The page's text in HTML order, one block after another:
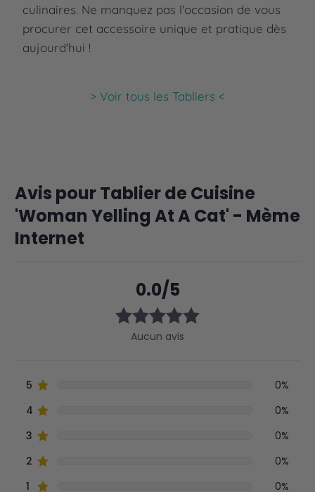
culinaires. Ne manquez pas l'occasion de vous
procurer cet accessoire unique et pratique dès
aujourd'hui !
> Voir tous les Tabliers <